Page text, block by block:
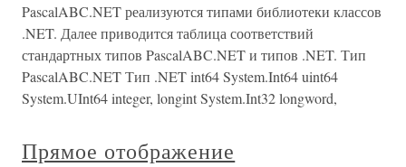
PascalABC.NET реализуются типами библиотеки классов
.NET. Далее приводится таблица соответствий
стандартных типов PascalABC.NET и типов .NET. Тип
PascalABC.NET Тип .NET int64 System.Int64 uint64
System.UInt64 integer, longint System.Int32 longword,
Прямое отображение